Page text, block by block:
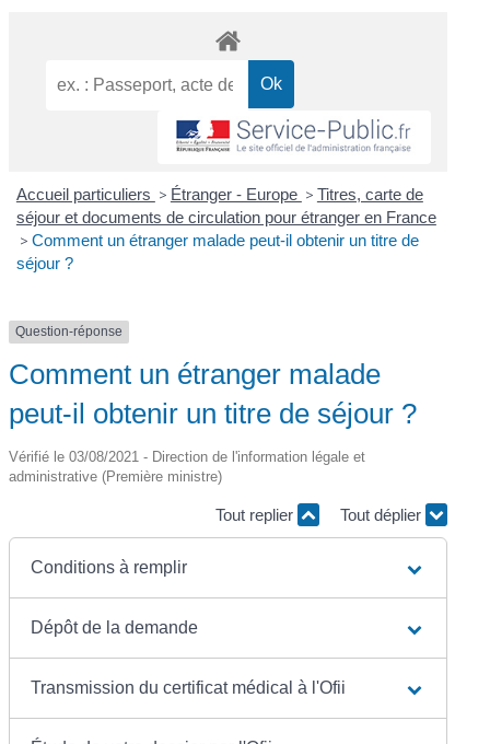
Accueil particuliers > Étranger - Europe > Titres, carte de
séjour et documents de circulation pour étranger en France
> Comment un étranger malade peut-il obtenir un titre de
séjour ?
Question-réponse
Comment un étranger malade
peut-il obtenir un titre de séjour ?
Vérifié le 03/08/2021 - Direction de l'information légale et
administrative (Première ministre)
Tout replier Tout déplier
Conditions à remplir
Dépôt de la demande
Transmission du certificat médical à l'Ofii